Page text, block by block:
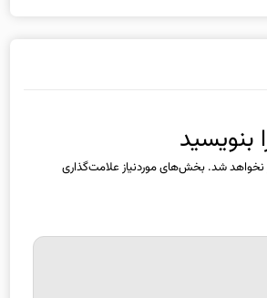
بنویسید
نخواهد شد. بخش‌های موردنیاز علامت‌گذاری